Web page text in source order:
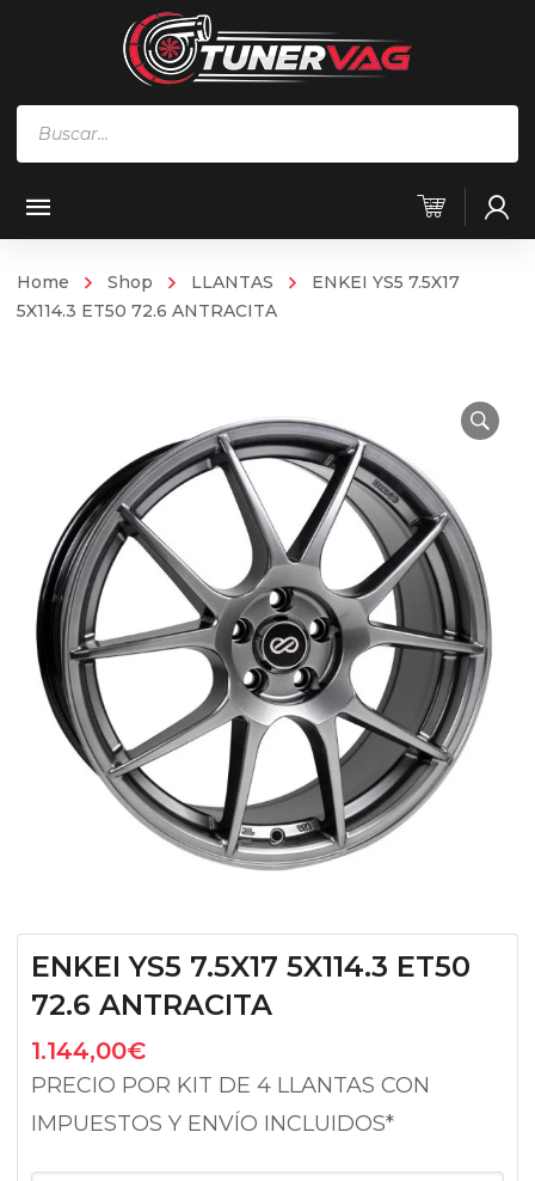
Home Shop LLANTAS
ENKEI YS5 7.5X17
5X114.3 ET50 72.6 ANTRACITA
ENKEI YS5 7.5X17 5X114.3 ET50
72.6 ANTRACITA
1.144,00€
PRECIO POR KIT DE 4 LLANTAS CON
IMPUESTOS Y ENVÍO INCLUIDOS*